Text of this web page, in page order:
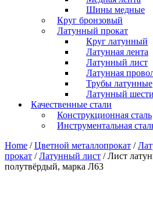
Шины медные
Круг бронзовый
Латунный прокат
Круг латунный
Латунная лента
Латунный лист
Латунная
Трубы латунные
Латунный
Качественные стали
Конструкционная сталь
Инструментальная
Home /Цветной металлопрокат /
прокат /Латунный лист / Лист
полутвёрдый, марка Л63